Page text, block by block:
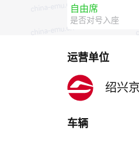
自由席
是否对号入座
运营单位
绍兴
车辆